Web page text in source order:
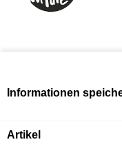
Informationen
Artikel